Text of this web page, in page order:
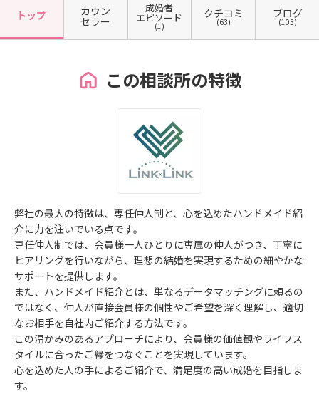
トップ カウン
セラー
成婚者
エピソード
(1)
クチコミ
(63)
ブログ
(105)
この相談所の特徴
弊社の最大の特徴は、専任仲人制と、心を込めたハンドメイド紹
介に力を注いでいる点です。
専任仲人制では、会員様一人ひとりに専属の仲人がつき、丁寧に
ヒアリングを行いながら、理想の結婚を実現するための細やかな
サポートを提供します。
また、ハンドメイド紹介とは、単なるデータマッチングに頼るの
ではなく、仲人が直接会員様の個性やご希望を深く理解し、適切
なお相手を自社内ご紹介する方法です。
この温かみのあるアプローチにより、会員様の価値観やライフス
タイルに合ったご縁をつなぐことを実現しています。
心を込めた人の手によるご紹介で、満足度の高い成婚を目指しま
す。